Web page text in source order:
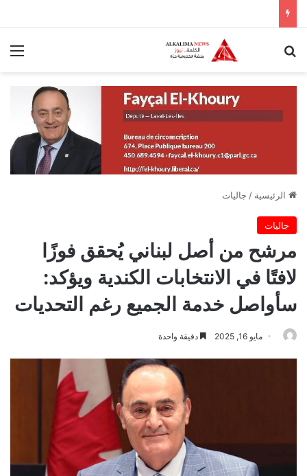
الرئيسية / جاليات
جاليات
مرشح من أصل لبناني يُحقق فوزًا
لافتًا في الانتخابات الكندية ويؤكد:
سأواصل خدمة الجميع رغم التحديات
مايو 16, 2025 دقيقة واحدة